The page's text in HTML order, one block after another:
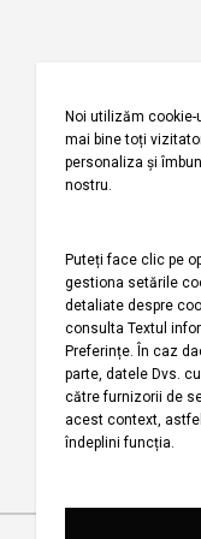
Prin
privind
utilizarea
modulelor de
tip cookie
Termeni și
condiții
pentru
campania
Regulament
campanie